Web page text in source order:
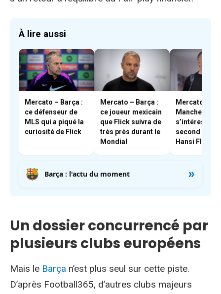
À lire aussi
Mercato – Barça :
ce défenseur de
MLS qui a piqué la
curiosité de Flick
Mercato – Barça :
ce joueur mexicain
que Flick suivra de
très près durant le
Mondial
Mercato –
Manchester
s’intéresse à
second
Hansi Flick
Barça : l'actu du moment »
Un dossier concurrencé par
plusieurs clubs européens
Mais le Barça n’est plus seul sur cette piste.
D’après Football365, d’autres clubs majeurs